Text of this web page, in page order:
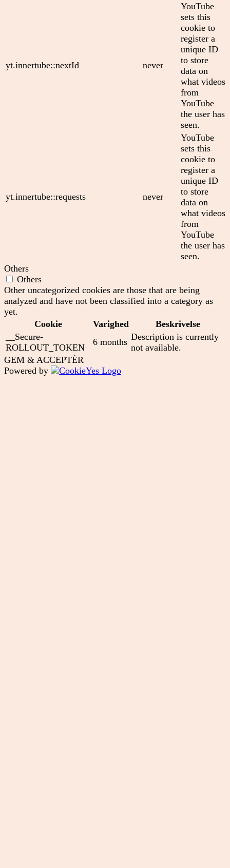
yt.innertube::nextId never
YouTube
sets this
cookie to
register a
unique ID
to store
data on
what videos
from
YouTube
the user has
seen.
yt.innertube::requests never
YouTube
sets this
cookie to
register a
unique ID
to store
data on
what videos
from
YouTube
the user has
seen.
Others
Others
Other uncategorized cookies are those that are being
analyzed and have not been classified into a category as
yet.
Cookie
Varighed
Beskrivelse
__Secure-
ROLLOUT_TOKEN
6 months Description is currently
not available.
GEM & ACCEPTÈR
Powered by